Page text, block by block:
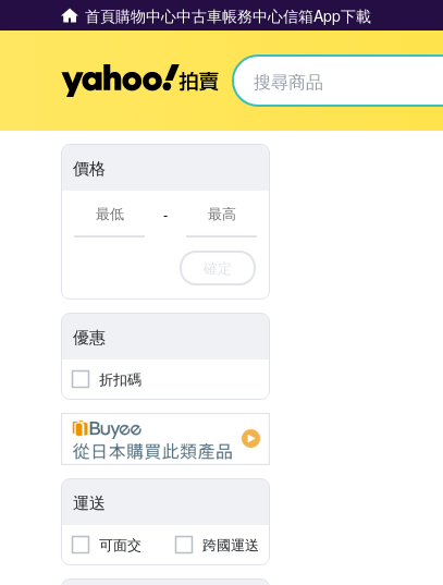
首頁購物中心中古車帳務中心信箱App下載
Yahoo拍賣
價格
-
確定
優惠
折扣碼
運送
可面交 跨國運送